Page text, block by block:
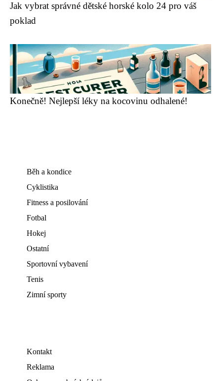
Jak vybrat správné dětské horské kolo 24 pro váš
poklad
Konečně! Nejlepší léky na kocovinu odhalené!
Běh a kondice
Cyklistika
Fitness a posilování
Fotbal
Hokej
Ostatní
Sportovní vybavení
Tenis
Zimní sporty
Kontakt
Reklama